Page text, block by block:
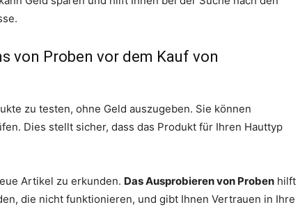
von Proben vor dem Kauf von
zu testen, ohne Geld auszugeben. Sie können
Dies stellt sicher, dass das Produkt für Ihren Hauttyp
Artikel zu erkunden. Das Ausprobieren von Proben hilft
die nicht funktionieren, und gibt Ihnen Vertrauen in Ihre